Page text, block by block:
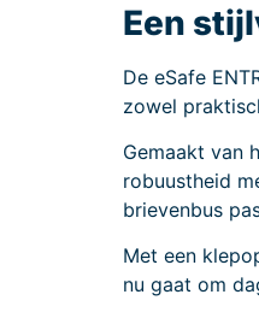
Een
De eSafe
zowel
Gemaakt van
robuustheid
brievenbus
Met een
nu gaat om